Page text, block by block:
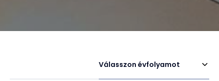
Válasszon évfolyamot